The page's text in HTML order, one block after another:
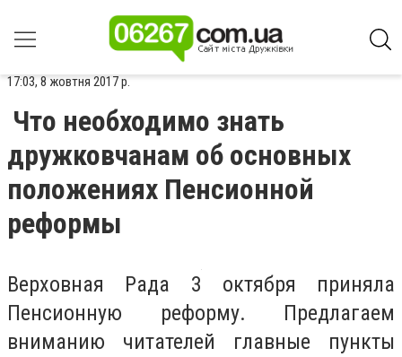
17:03, 8 жовтня 2017 р.
Что необходимо знать
дружковчанам об основных
положениях Пенсионной
реформы
Верховная Рада 3 октября приняла
Пенсионную реформу. Предлагаем
вниманию читателей главные пункты